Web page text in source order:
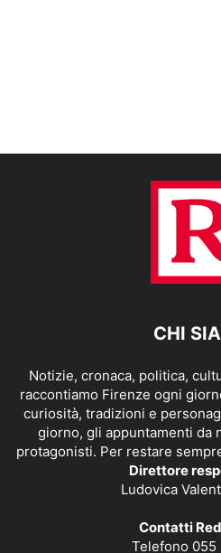
CHI
Notizie, cronaca, politica,
raccontiamo Firenze ogni
curiosità, tradizioni e
giorno, gli appuntamenti da
protagonisti. Per restare
Direttore
Ludovica
Contatti
Telefono 055